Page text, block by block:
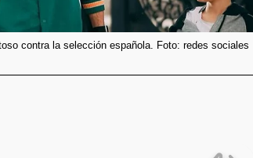
contra la selección española. Foto: redes sociales